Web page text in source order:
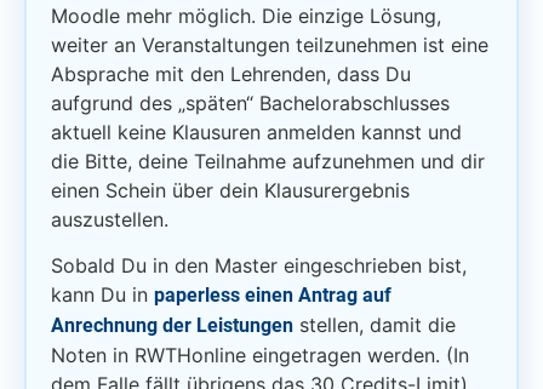
Moodle mehr möglich. Die einzige Lösung,
weiter an Veranstaltungen teilzunehmen ist eine
Absprache mit den Lehrenden, dass Du
aufgrund des „späten“ Bachelorabschlusses
aktuell keine Klausuren anmelden kannst und
die Bitte, deine Teilnahme aufzunehmen und dir
einen Schein über dein Klausurergebnis
auszustellen.
Sobald Du in den Master eingeschrieben bist,
kann Du in paperless einen Antrag auf
Anrechnung der Leistungen stellen, damit die
Noten in RWTHonline eingetragen werden. (In
dem Falle fällt übrigens das 30 Credits-Limit).